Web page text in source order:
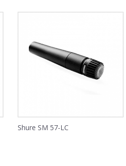
Shure SM 57-LC